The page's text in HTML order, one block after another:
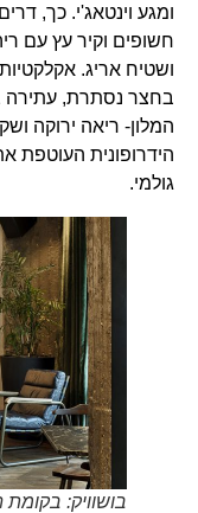
ומגע וינטאג'י. כך,
חשופים וקיר עץ עם
ושטיח אריג. אקלקטיות
בחצר נסתרת, עתירה
המלון- ריאה ירוקה
הידרופונית העוטפת את
גולמי.
בושוויק: בקומת